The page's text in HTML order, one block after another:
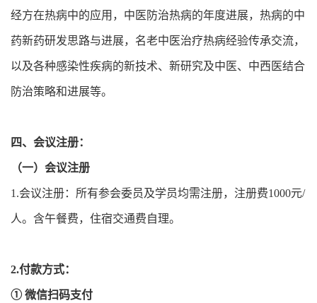
经方在热病中的应用，中医防治热病的年度进展，热病的中
药新药研发思路与进展，名老中医治疗热病经验传承交流，
以及各种感染性疾病的新技术、新研究及中医、中西医结合
防治策略和进展等。
四、会议注册：
（一）会议注册
1.会议注册：所有参会委员及学员均需注册，注册费1000元/
人。含午餐费，住宿交通费自理。
2.付款方式：
① 微信扫码支付